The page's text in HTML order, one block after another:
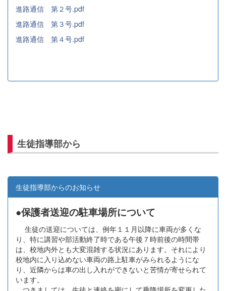
進路通信 第２号.pdf
進路通信 第３号.pdf
進路通信
第４号.pdf
生徒指導部から
生徒指導部からのお知らせ
●保護者送迎の駐車場所について
生徒の送迎については、例年１１月以降に車両が多くな
り、特に講習や部活動終了時である午後７時前後の時間帯
は、校地内外とも大変混雑する状況にあります。それにより
校地内に入り込めない車両の路上駐車がみられるようにな
り、近隣からは車の出し入れができないと苦情が寄せられて
います。